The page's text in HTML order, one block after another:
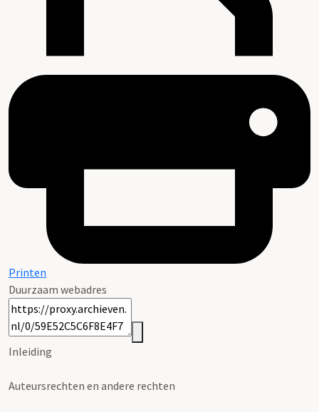
Printen
Duurzaam webadres
Inleiding
Auteursrechten en andere rechten